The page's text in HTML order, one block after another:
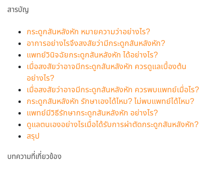
สารบัญ
กระดูกสันหลังหัก หมายความว่าอย่างไร?
อาการอย่างไรจึงสงสัยว่ามีกระดูกสันหลังหัก?
แพทย์วินิจฉัยกระดูกสันหลังหัก ได้อย่างไร?
เมื่อสงสัยว่าอาจมีกระดูกสันหลังหัก ควรดูแลเบื้องต้น
อย่างไร?
เมื่อสงสัยว่าอาจมีกระดูกสันหลังหัก ควรพบแพทย์เมื่อไร?
กระดูกสันหลังหัก รักษาเองได้ไหม? ไม่พบแพทย์ได้ไหม?
แพทย์มีวิธีรักษากระดูกสันหลังหัก อย่างไร?
ดูแลตนเองอย่างไรเมื่อได้รับการผ่าตัดกระดูกสันหลังหัก?
สรุป
บทความที่เกี่ยวข้อง